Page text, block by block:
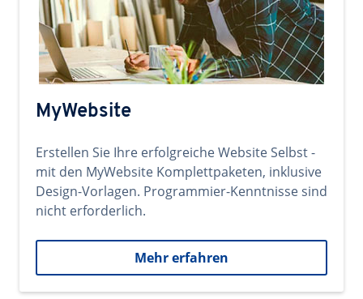
MyWebsite
Erstellen Sie Ihre erfolgreiche Website Selbst -
mit den MyWebsite Komplettpaketen, inklusive
Design-Vorlagen. Programmier-Kenntnisse sind
nicht erforderlich.
Mehr erfahren